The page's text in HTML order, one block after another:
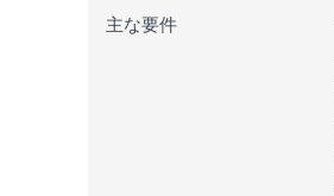
主な要件